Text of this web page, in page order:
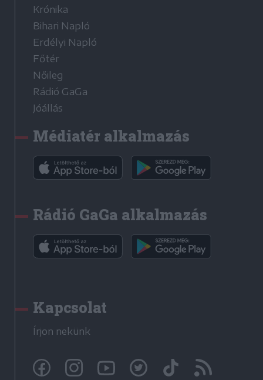
Krónika
Bihari Napló
Erdélyi Napló
Főtér
Nőileg
Rádió GaGa
Jóállás
Médiatér alkalmazás
Rádió GaGa alkalmazás
Kapcsolat
Írjon nekünk